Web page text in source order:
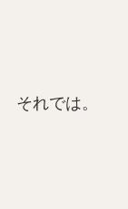
それでは。